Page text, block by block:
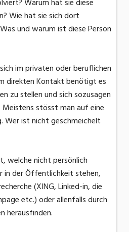
Warum hat sie diese
Wie hat sie sich dort
und warum ist diese Person
im privaten oder beruflichen
direkten Kontakt benötigt es
zu stellen und sich sozusagen
Meistens stösst man auf eine
Wer ist nicht geschmeichelt
welche nicht persönlich
in der Öffentlichkeit stehen,
(XING, Linked-in, die
etc.) oder allenfalls durch
herausfinden.